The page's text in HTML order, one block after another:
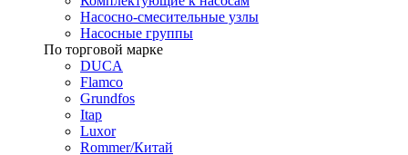
Насосно-смесительные узлы
Насосные группы
По торговой марке
DUCA
Flamco
Grundfos
Itap
Luxor
Rommer/Китай